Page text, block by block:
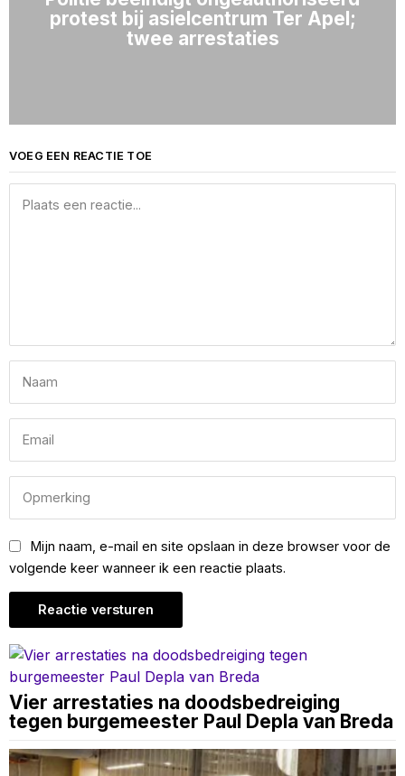
protest bij asielcentrum Ter Apel;
twee arrestaties
VOEG EEN REACTIE TOE
Mijn naam, e-mail en site opslaan in deze browser voor de
volgende keer wanneer ik een reactie plaats.
Vier arrestaties na doodsbedreiging
tegen burgemeester Paul Depla van Breda